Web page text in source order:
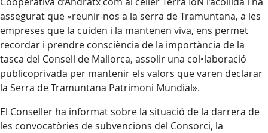
assegurat que «reunir-nos a la serra de Tramuntana, a les
empreses que la cuiden i la mantenen viva, ens permet
recordar i prendre consciència de la importància de la
tasca del Consell de Mallorca, assolir una col•laboració
publicoprivada per mantenir els valors que varen declarar
la Serra de Tramuntana Patrimoni Mundial».
El Conseller ha informat sobre la situació de la darrera de
les convocatòries de subvencions del Consorci, la